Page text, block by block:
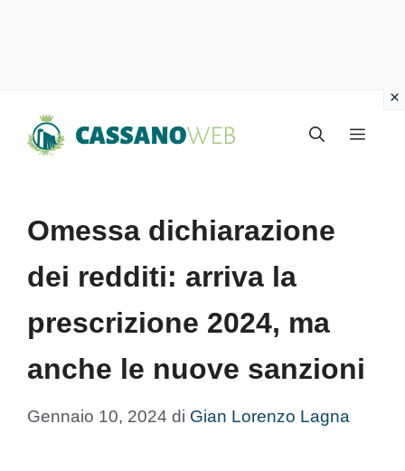
Menu
Omessa dichiarazione
dei redditi: arriva la
prescrizione 2024, ma
anche le nuove sanzioni
Gennaio 10, 2024 di Gian Lorenzo Lagna